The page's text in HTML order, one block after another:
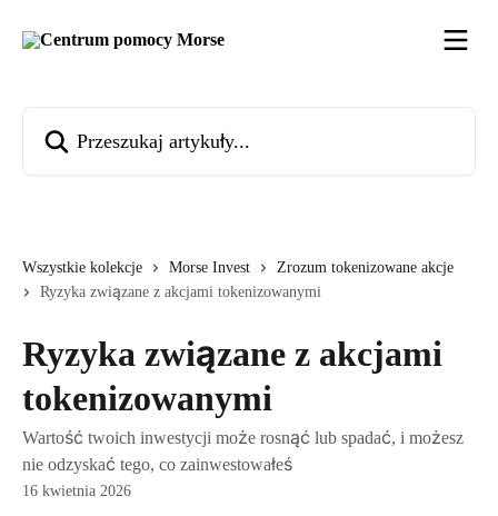
Wszystkie kolekcje Morse Invest
Zrozum tokenizowane akcje
Ryzyka związane z akcjami tokenizowanymi
Ryzyka związane z akcjami
tokenizowanymi
Wartość twoich inwestycji może rosnąć lub spadać, i możesz
nie odzyskać tego, co zainwestowałeś
16 kwietnia 2026